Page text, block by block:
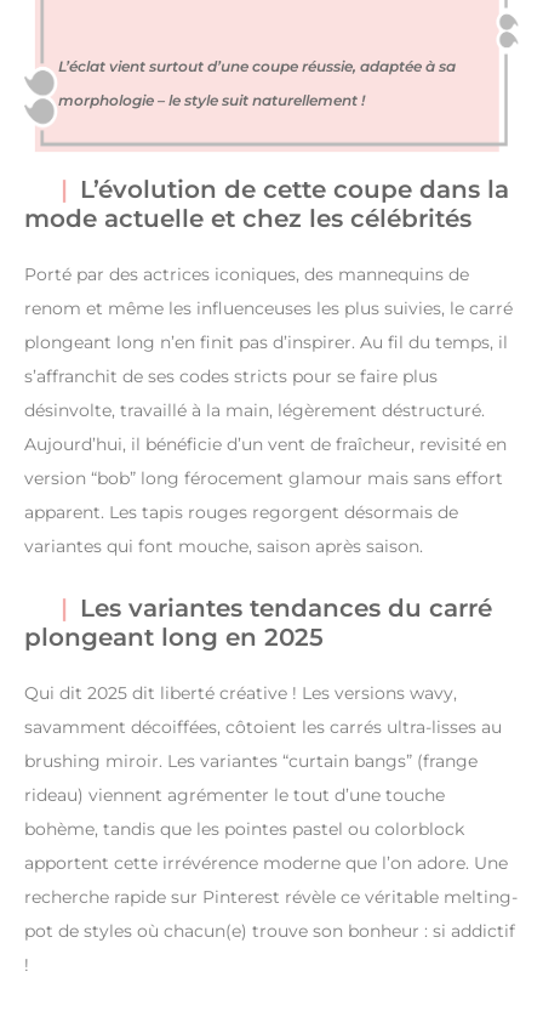
L’éclat vient surtout d’une coupe réussie, adaptée à sa
morphologie – le style suit naturellement !
L’évolution de cette coupe dans la
mode actuelle et chez les célébrités
Porté par des actrices iconiques, des mannequins de
renom et même les influenceuses les plus suivies, le carré
plongeant long n’en finit pas d’inspirer. Au fil du temps, il
s’affranchit de ses codes stricts pour se faire plus
désinvolte, travaillé à la main, légèrement déstructuré.
Aujourd’hui, il bénéficie d’un vent de fraîcheur, revisité en
version “bob” long férocement glamour mais sans effort
apparent. Les tapis rouges regorgent désormais de
variantes qui font mouche, saison après saison.
Les variantes tendances du carré
plongeant long en 2025
Qui dit 2025 dit liberté créative ! Les versions wavy,
savamment décoiffées, côtoient les carrés ultra-lisses au
brushing miroir. Les variantes “curtain bangs” (frange
rideau) viennent agrémenter le tout d’une touche
bohème, tandis que les pointes pastel ou colorblock
apportent cette irrévérence moderne que l’on adore. Une
recherche rapide sur Pinterest révèle ce véritable melting-
pot de styles où chacun(e) trouve son bonheur : si addictif
!